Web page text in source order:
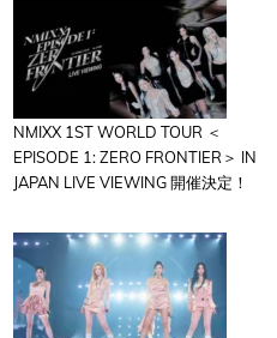
NMIXX 1ST WORLD TOUR ＜
EPISODE 1: ZERO FRONTIER＞ IN
JAPAN LIVE VIEWING 開催決定！